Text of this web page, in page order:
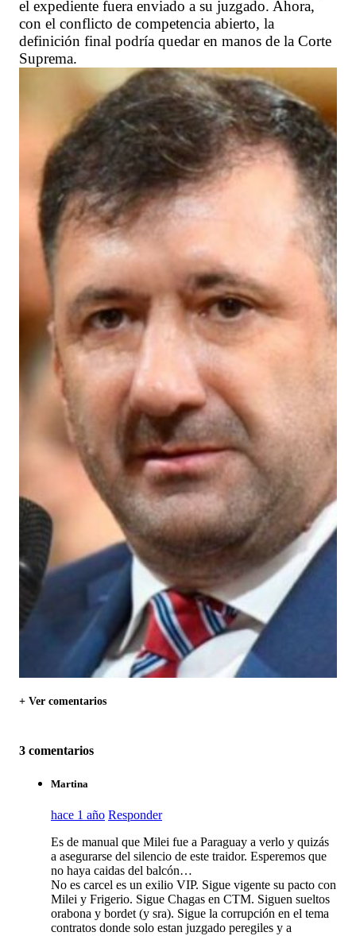
el expediente fuera enviado a su juzgado. Ahora,
con el conflicto de competencia abierto, la
definición final podría quedar en manos de la Corte
Suprema.
+ Ver comentarios
3 comentarios
Martina
hace 1 año Responder
Es de manual que Milei fue a Paraguay a verlo y quizás
a asegurarse del silencio de este traidor. Esperemos que
no haya caidas del balcón…
No es carcel es un exilio VIP. Sigue vigente su pacto con
Milei y Frigerio. Sigue Chagas en CTM. Siguen sueltos
orabona y bordet (y sra). Sigue la corrupción en el tema
contratos donde solo estan juzgado peregiles y a